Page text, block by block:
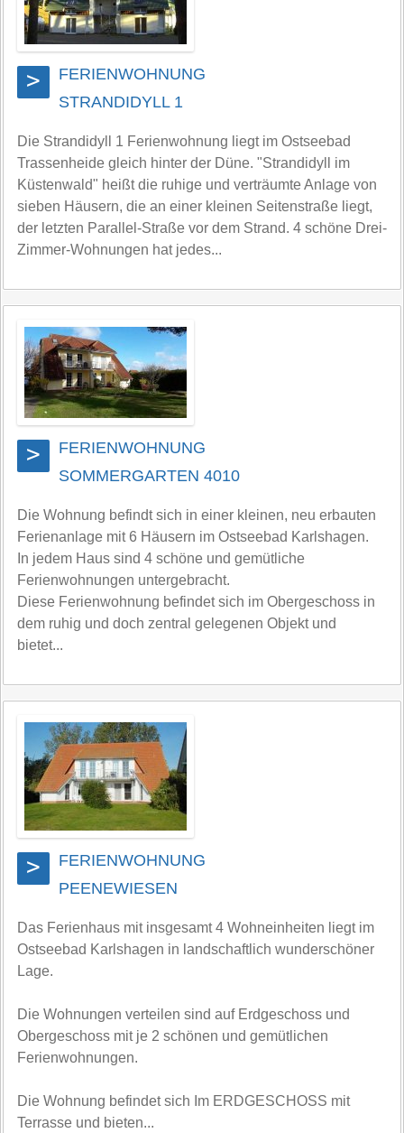
>
FERIENWOHNUNG
STRANDIDYLL 1
Die Strandidyll 1 Ferienwohnung liegt im Ostseebad
Trassenheide gleich hinter der Düne. "Strandidyll im
Küstenwald" heißt die ruhige und verträumte Anlage von
sieben Häusern, die an einer kleinen Seitenstraße liegt,
der letzten Parallel-Straße vor dem Strand. 4 schöne Drei-
Zimmer-Wohnungen hat jedes...
>
FERIENWOHNUNG
SOMMERGARTEN 4010
Die Wohnung befindt sich in einer kleinen, neu erbauten
Ferienanlage mit 6 Häusern im Ostseebad Karlshagen.
In jedem Haus sind 4 schöne und gemütliche
Ferienwohnungen untergebracht.
Diese Ferienwohnung befindet sich im Obergeschoss in
dem ruhig und doch zentral gelegenen Objekt und
bietet...
>
FERIENWOHNUNG
PEENEWIESEN
Das Ferienhaus mit insgesamt 4 Wohneinheiten liegt im
Ostseebad Karlshagen in landschaftlich wunderschöner
Lage.
Die Wohnungen verteilen sind auf Erdgeschoss und
Obergeschoss mit je 2 schönen und gemütlichen
Ferienwohnungen.
Die Wohnung befindet sich Im ERDGESCHOSS mit
Terrasse und bieten...